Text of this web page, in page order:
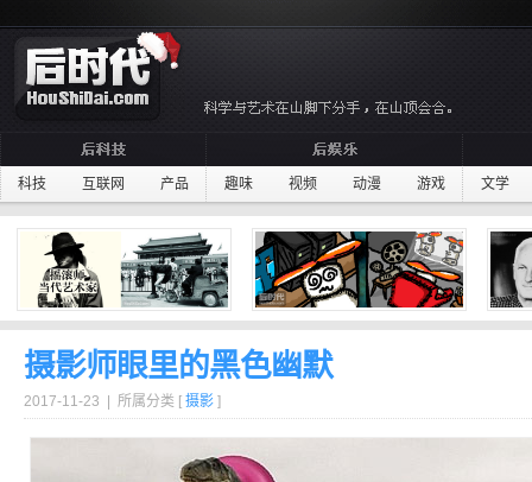
科技 互联网 产品 趣味 视频 动漫 游戏 文学
摄影师眼里的黑色幽默
2017-11-23 | 所属分类 [ 摄影 ]